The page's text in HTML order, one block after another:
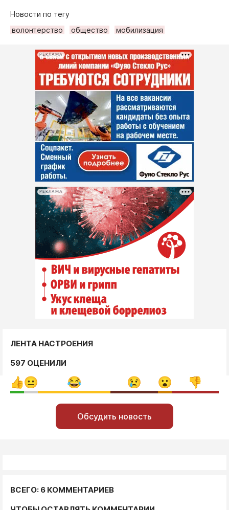
Новости по тегу
волонтерство
общество мобилизация
РЕКЛАМА
РЕКЛАМА
ЛЕНТА НАСТРОЕНИЯ
597 ОЦЕНИЛИ
Обсудить новость
ВСЕГО: 6 КОММЕНТАРИЕВ